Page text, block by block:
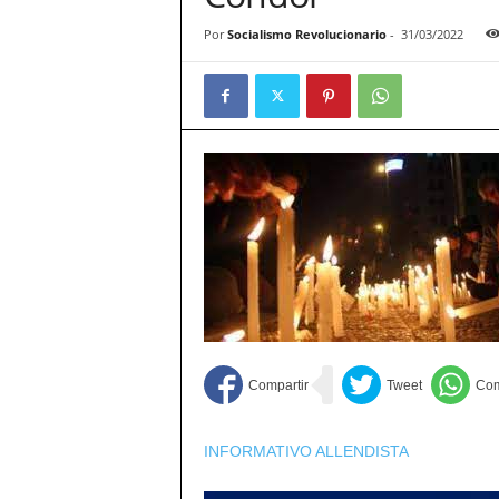
Por Socialismo Revolucionario- 31/03/2022
INFORMATIVO ALLENDISTA